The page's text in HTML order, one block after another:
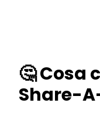
🤔 Cosa
Share-